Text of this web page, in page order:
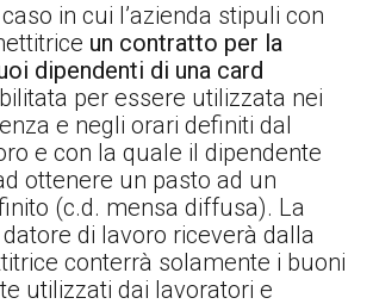
in cui l’azienda stipuli con
un contratto per la
dipendenti di una card
per essere utilizzata nei
e negli orari definiti dal
e con la quale il dipendente
ottenere un pasto ad un
(c.d. mensa diffusa). La
di lavoro riceverà dalla
conterrà solamente i buoni
utilizzati dai lavoratori e